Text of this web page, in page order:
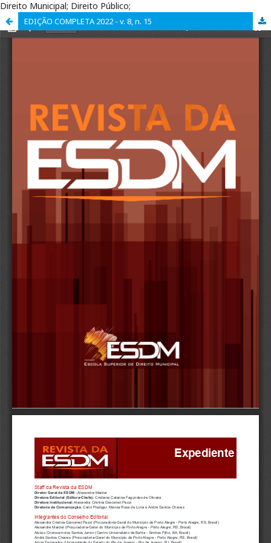
Direito Municipal; Direito Público;
EDIÇÃO COMPLETA 2022 - v. 8, n. 15